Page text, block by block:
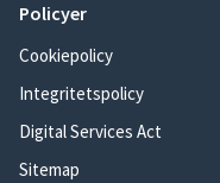
Policyer
Cookiepolicy
Integritetspolicy
Digital Services Act
Sitemap